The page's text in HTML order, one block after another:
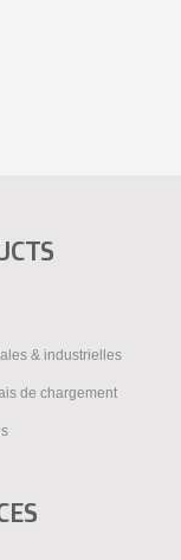
& industrielles
de chargement